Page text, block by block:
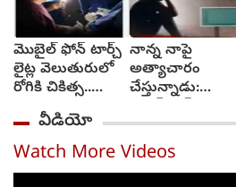
మొబైల్ ఫోన్ టార్చ్
లైట్ల వెలుతురులో
రోగికి చికిత్స..
ఎక్కడ?
నాన్న నాపై
అత్యాచారం
చేస్తున్నాడు:
పోలీసులకు బాలిక
ఫిర్యాదు
వీడియో
Watch More Videos